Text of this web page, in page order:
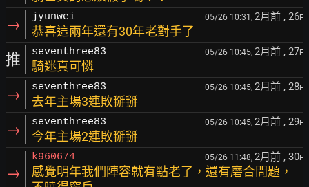
→ jyunwei 05/26 10:31, 2月前 , 26F
恭喜這兩年還有30年老對手了
推 seventhree83 05/26 10:45, 2月前 , 27F
騎迷真可憐
→ seventhree83 05/26 10:45, 2月前 , 28F
去年主場3連敗掰掰
→ seventhree83 05/26 10:45, 2月前 , 29F
今年主場2連敗掰掰
→
k960674 05/26 11:48, 2月前 , 30F
感覺明年我們陣容就有點老了，還有磨合問題，